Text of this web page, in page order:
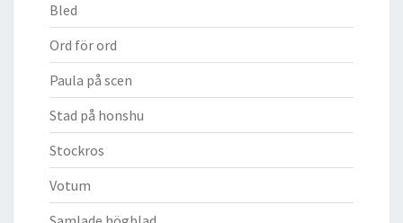
Bled
Ord för ord
Paula på scen
Stad på honshu
Stockros
Votum